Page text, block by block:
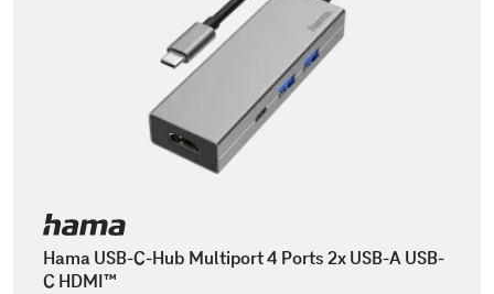
Hama USB-C-Hub Multiport 4 Ports 2x USB-A USB-
C HDMI™